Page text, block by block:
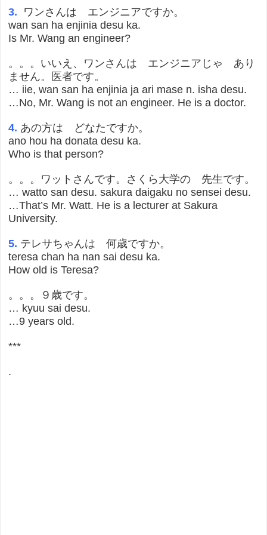
3. ワンさんは エンジニアですか。
wan san ha enjinia desu ka.
Is Mr. Wang an engineer?
。。。いいえ、ワンさんは エンジニアじゃ あり
ません。医者です。
… iie, wan san ha enjinia ja ari mase n. isha desu.
…No, Mr. Wang is not an engineer. He is a doctor.
4. あの方は どなたですか。
ano hou ha donata desu ka.
Who is that person?
。。。ワットさんです。さくら大学の 先生です。
… watto san desu. sakura daigaku no sensei desu.
…That’s Mr. Watt. He is a lecturer at Sakura
University.
5. テレサちゃんは 何歳ですか。
teresa chan ha nan sai desu ka.
How old is Teresa?
。。。９歳です。
… kyuu sai desu.
…9 years old.
***
.